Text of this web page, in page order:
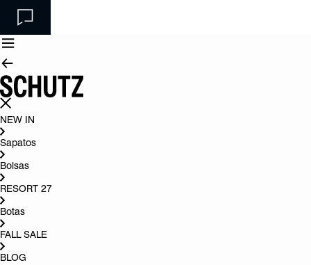
NEW IN
Sapatos
Bolsas
RESORT 27
Botas
FALL SALE
BLOG